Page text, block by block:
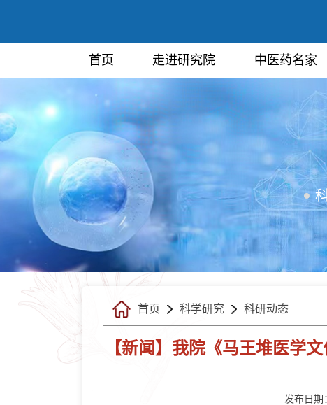
首页 走进研究院 中医药名家
首页 科学研究 科研动态
【新闻】我院《马王堆医学
发布日期